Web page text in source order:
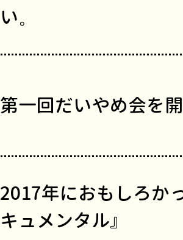
い。
第一回だいやめ会を
2017年におもしろか
キュメンタル』